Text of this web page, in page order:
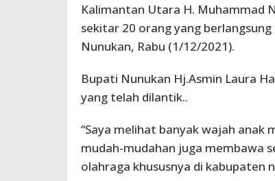
Kalimantan Utara H. Muhammad
sekitar 20 orang yang
Nunukan, Rabu (1/12/2021).
Bupati Nunukan Hj.Asmin Laura
yang telah dilantik..
“Saya melihat banyak wajah anak
mudah-mudahan juga membawa
olahraga khususnya di kabupaten